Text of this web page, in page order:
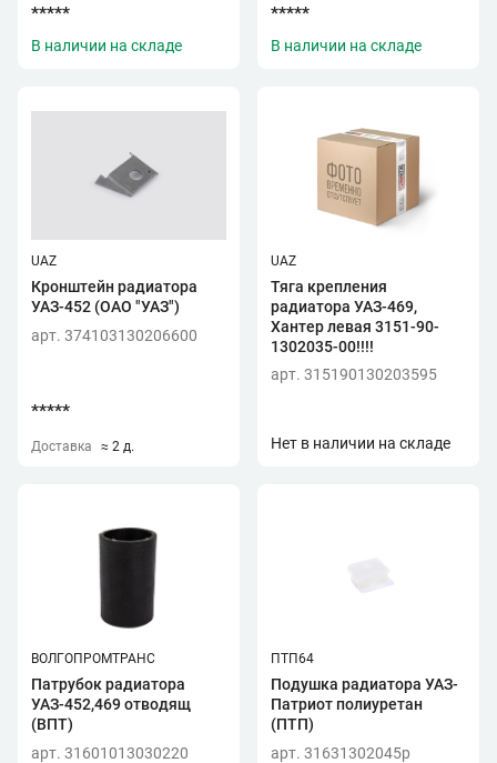
*****
В наличии на складе
*****
В наличии на складе
UAZ
Кронштейн радиатора
УАЗ-452 (ОАО "УАЗ")
арт. 374103130206600
*****
Доставка ≈ 2 д.
UAZ
Тяга крепления
радиатора УАЗ-469,
Хантер левая 3151-90-
1302035-00!!!!
арт. 315190130203595
Нет в наличии на складе
ВОЛГОПРОМТРАНС
Патрубок радиатора
УАЗ-452,469 отводящ
(ВПТ)
арт. 31601013030220
ПТП64
Подушка радиатора УАЗ-
Патриот полиуретан
(ПТП)
арт. 31631302045p